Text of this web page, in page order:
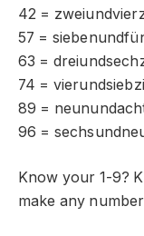
42 =
57 =
63 =
74 =
89 =
96 =
Know your 1-9?
make any